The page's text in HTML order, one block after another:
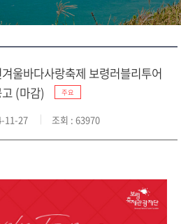
울바다사랑축제 보령러블리투어
(마감)
주요
11-27 조회 : 63970